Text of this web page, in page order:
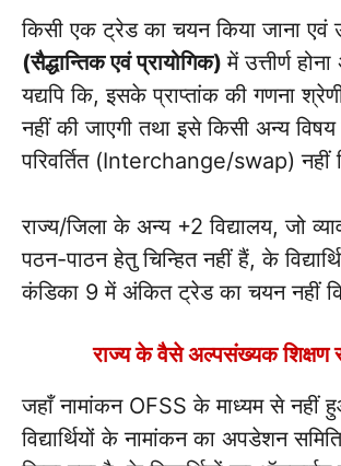
किसी एक ट्रेड का चयन किया जाना एवं
(सैद्धान्तिक एवं प्रायोगिक)में उत्तीर्ण
यद्यपि कि, इसके प्राप्तांक की गणना
नहीं की जाएगी तथा इसे किसी अन्य
परिवर्तित (Interchange/swap) नहीं
राज्य/जिला के अन्य +2 विद्यालय, जो
पठन-पाठन हेतु चिन्हित नहीं हैं, के
कंडिका 9 में अंकित ट्रेड का चयन नहीं
राज्य के वैसे अल्पसंख्यक शिक्षण
जहाँ नामांकन OFSS के माध्यम से नहीं
विद्यार्थियों के नामांकन का अपडेशन